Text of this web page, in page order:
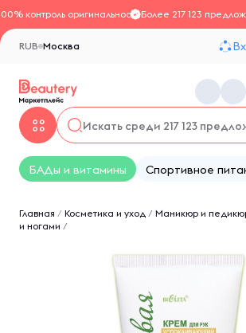
контроль оригинальностиБолее 217 123
Москва
RUB
БАДы и витамины Спортивное
Главная / Косметика и уход / Маникюр и
и ногами /